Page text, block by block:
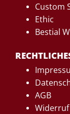
Custom
Ethic
Bestial
AGB
Widerruf